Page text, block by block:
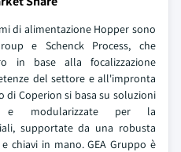
di alimentazione Hopper sono
e Schenck Process, che
in base alla focalizzazione
del settore e all'impronta
Coperion si basa su soluzioni
e modularizzate per la
supportate da una robusta
chiavi in mano. GEA Gruppo è